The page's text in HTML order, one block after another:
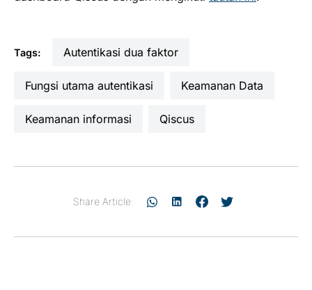
Tags: autentikasi dua faktor
fungsi utama autentikasi Keamanan Data
keamanan informasi Qiscus
Share Article: